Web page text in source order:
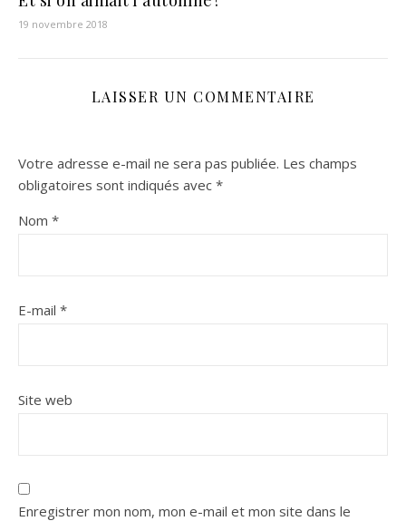
19 novembre 2018
LAISSER UN COMMENTAIRE
Votre adresse e-mail ne sera pas publiée. Les champs
obligatoires sont indiqués avec *
Nom *
E-mail *
Site web
Enregistrer mon nom, mon e-mail et mon site dans le